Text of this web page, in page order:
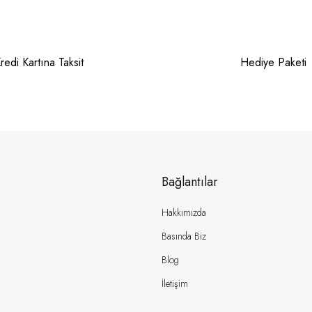
Kartına Taksit Hediye Paketi
Bağlantılar
Hakkımızda
Basında Biz
Blog
İletişim